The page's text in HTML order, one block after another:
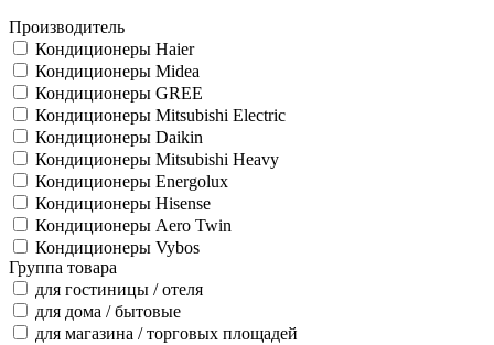
Производитель
Кондиционеры Haier
Кондиционеры Midea
Кондиционеры GREE
Кондиционеры Mitsubishi Electric
Кондиционеры Daikin
Кондиционеры Mitsubishi Heavy
Кондиционеры Energolux
Кондиционеры Hisense
Кондиционеры Aero Twin
Кондиционеры Vybos
Группа товара
для гостиницы / отеля
для дома / бытовые
для магазина / торговых площадей